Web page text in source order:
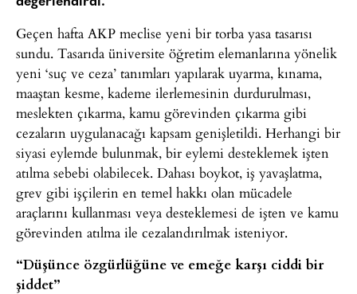
Geçen hafta AKP meclise yeni bir torba yasa tasarısı
sundu. Tasarıda üniversite öğretim elemanlarına yönelik
yeni ‘suç ve ceza’ tanımları yapılarak uyarma, kınama,
maaştan kesme, kademe ilerlemesinin durdurulması,
meslekten çıkarma, kamu görevinden çıkarma gibi
cezaların uygulanacağı kapsam genişletildi. Herhangi bir
siyasi eylemde bulunmak, bir eylemi desteklemek işten
atılma sebebi olabilecek. Dahası boykot, iş yavaşlatma,
grev gibi işçilerin en temel hakkı olan mücadele
araçlarını kullanması veya desteklemesi de işten ve kamu
görevinden atılma ile cezalandırılmak isteniyor.
“Düşünce özgürlüğüne ve emeğe karşı ciddi bir
şiddet”